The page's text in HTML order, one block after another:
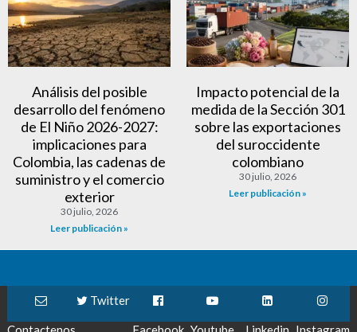
Análisis del posible
desarrollo del fenómeno
de El Niño 2026-2027:
implicaciones para
Colombia, las cadenas de
suministro y el comercio
exterior
30 julio, 2026
Leer publicación »
Impacto potencial de la
medida de la Sección 301
sobre las exportaciones
del suroccidente
colombiano
30 julio, 2026
Leer publicación »
Twitter